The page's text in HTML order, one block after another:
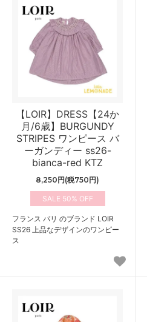
【LOIR】DRESS【24か
月/6歳】BURGUNDY
STRIPES ワンピース バ
ーガンディー ss26-
bianca-red KTZ
8,250円(税750円)
50%
フランス パリ のブランド LOIR
SS26 上品なデザインのワンピー
ス